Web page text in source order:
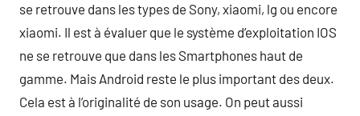
se retrouve dans les types de Sony, xiaomi, lg ou encore
xiaomi. Il est à évaluer que le système d’exploitation IOS
ne se retrouve que dans les Smartphones haut de
gamme. Mais Android reste le plus important des deux.
Cela est à l’originalité de son usage. On peut aussi